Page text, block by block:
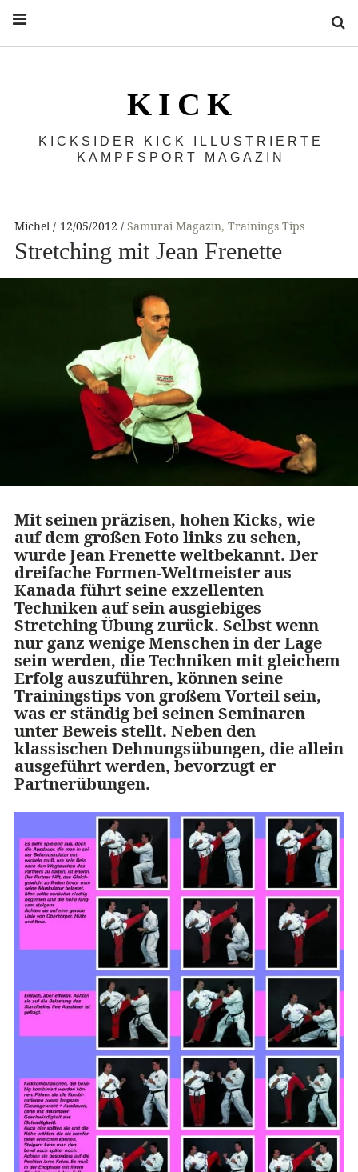
K I C K
KICKSIDER KICK ILLUSTRIERTE
KAMPFSPORT MAGAZIN
Michel 12/05/2012 Samurai Magazin, Trainings Tips
Stretching mit Jean Frenette
Mit seinen präzisen, hohen Kicks, wie
auf dem großen Foto links zu sehen,
wurde Jean Frenette weltbekannt. Der
dreifache Formen-Weltmeister aus
Kanada führt seine exzellenten
Techniken auf sein ausgiebiges
Stretching Übung zurück. Selbst wenn
nur ganz wenige Menschen in der Lage
sein werden, die Techniken mit gleichem
Erfolg auszuführen, können seine
Trainingstips von großem Vorteil sein,
was er ständig bei seinen Seminaren
unter Beweis stellt. Neben den
klassischen Dehnungsübungen, die allein
ausgeführt werden, bevorzugt er
Partnerübungen.